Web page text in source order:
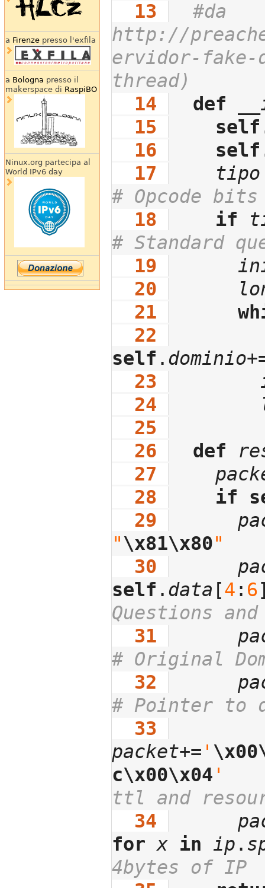
a Firenzepresso l'exfila
a Bologna presso il
makerspace di RaspiBO
Ninux.org partecipa al
World IPv6 day
  13
#da
http://
ervidor-fake-
thread)
  14
def
  15
self
  16
self
  17
tipo
# Opcode bits
  18
if
# Standard
  19
  20
  21
  22
self . dominio
  23
  24
  25
  26
def
  27
  28
if
  29
"\x81\x80"
  30
self . data [4 : 6
Questions and
  31
# Original
  32
# Pointer to
  33
packet+= ' \x00
c\x00\x04 '
ttl and
  34
for x in ip .
4bytes of IP